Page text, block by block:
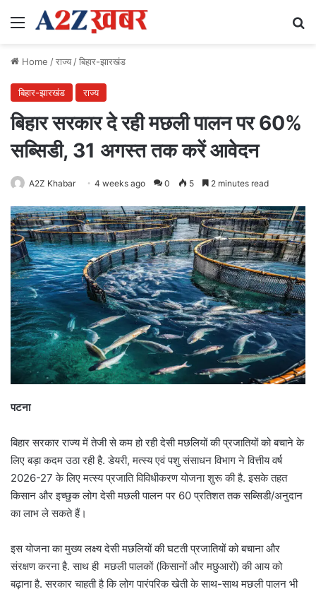
Menu
Home /राज्य/बिहार-झारखंड
बिहार-झारखंड राज्य
बिहार सरकार दे रही मछली पालन पर 60%
सब्सिडी, 31 अगस्त तक करें आवेदन
A2Z Khabar 4 weeks ago 0 5 2 minutes read
पटना
बिहार सरकार राज्य में तेजी से कम हो रही देसी मछलियों की प्रजातियों को बचाने के
लिए बड़ा कदम उठा रही है. डेयरी, मत्स्य एवं पशु संसाधन विभाग ने वित्तीय वर्ष
2026-27 के लिए मत्स्य प्रजाति विविधीकरण योजना शुरू की है. इसके तहत
किसान और इच्छुक लोग देसी मछली पालन पर 60 प्रतिशत तक सब्सिडी/अनुदान
का लाभ ले सकते हैं।
इस योजना का मुख्य लक्ष्य देसी मछलियों की घटती प्रजातियों को बचाना और
संरक्षण करना है. साथ ही मछली पालकों (किसानों और मछुआरों) की आय को
बढ़ाना है. सरकार चाहती है कि लोग पारंपरिक खेती के साथ-साथ मछली पालन भी